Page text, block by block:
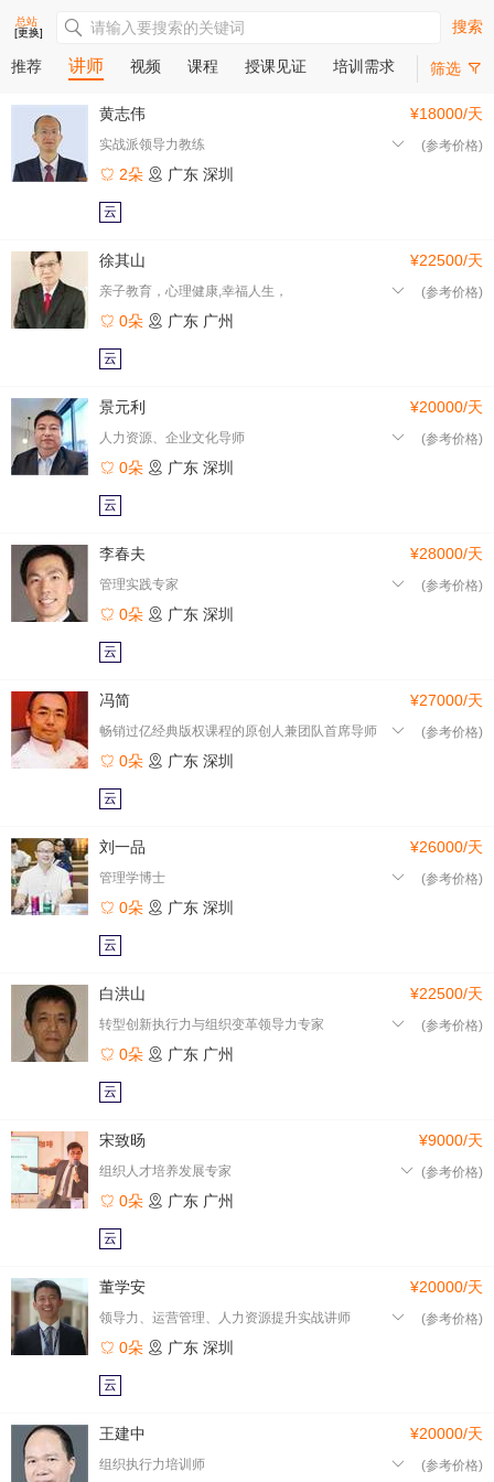
总站
[更换]
搜索
筛选
推荐 讲师 视频 课程 授课见证 培训需求
黄志伟
实战派领导力教练
2朵 广东 深圳
¥18000/天
(参考价格)
云
徐其山
亲子教育，心理健康,幸福人生，
0朵 广东 广州
¥22500/天
(参考价格)
云
景元利
人力资源、企业文化导师
0朵 广东 深圳
¥20000/天
(参考价格)
云
李春夫
管理实践专家
0朵 广东 深圳
¥28000/天
(参考价格)
云
冯简
畅销过亿经典版权课程的原创人兼团队首席导师
0朵 广东 深圳
¥27000/天
(参考价格)
云
刘一品
管理学博士
0朵 广东 深圳
¥26000/天
(参考价格)
云
白洪山
转型创新执行力与组织变革领导力专家
0朵 广东 广州
¥22500/天
(参考价格)
云
宋致旸
组织人才培养发展专家
0朵 广东 广州
¥9000/天
(参考价格)
云
董学安
领导力、运营管理、人力资源提升实战讲师
0朵 广东 深圳
¥20000/天
(参考价格)
云
王建中
组织执行力培训师
¥20000/天
(参考价格)